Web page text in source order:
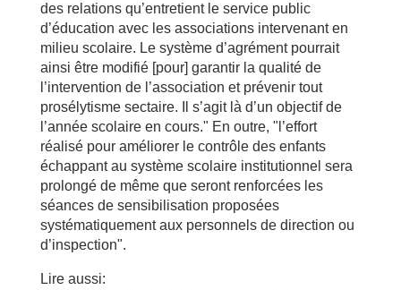
des relations qu’entretient le service public
d’éducation avec les associations intervenant en
milieu scolaire. Le système d’agrément pourrait
ainsi être modifié [pour] garantir la qualité de
l’intervention de l’association et prévenir tout
prosélytisme sectaire. Il s’agit là d’un objectif de
l’année scolaire en cours." En outre, "l’effort
réalisé pour améliorer le contrôle des enfants
échappant au système scolaire institutionnel sera
prolongé de même que seront renforcées les
séances de sensibilisation proposées
systématiquement aux personnels de direction ou
d’inspection".
Lire aussi: